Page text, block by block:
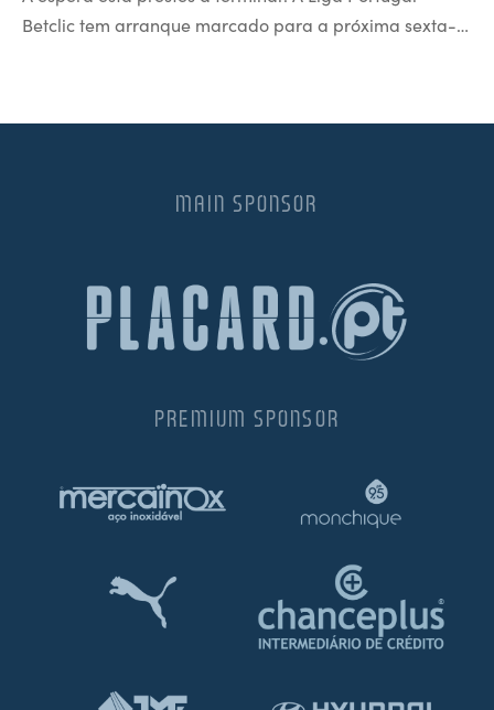
Betclic tem arranque marcado para a próxima sexta-…
MAIN SPONSOR
PREMIUM SPONSOR